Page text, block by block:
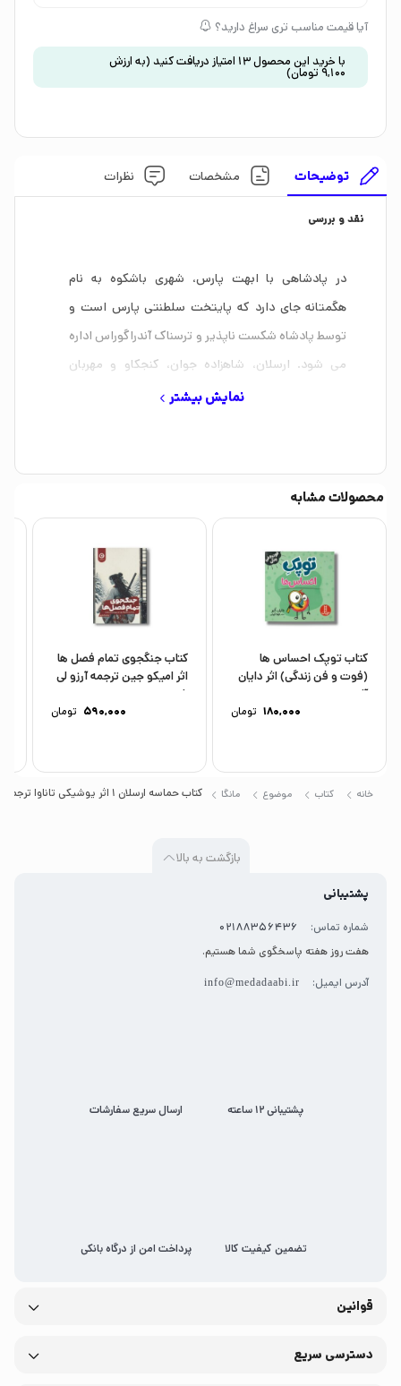
داستان و رمان،مانگا
آیا قیمت مناسب تری سراغ دارید؟
با خرید این محصول13 امتیاز دریافت کنید (به ارزش
9,100 تومان)
توضیحات مشخصات نظرات
نقد و بررسی
در پادشاهی با ابهت پارس، شهری باشکوه به نام
هگمتانه جای دارد که پایتخت سلطنتی پارس است و
توسط پادشاه شکست ناپذیر و ترسناک آندراگوراس اداره
می شود. ارسلان، شاهزاده جوان، کنجکاو و مهربان
پارس، با وجود تمام تلاش هایش به نظر نمی رسد بتواند
به هم می ریزد و ارتش پارس شکستی سخت می خورد، تا
جایی که پارس را با نابودی پادشاهی با عظمتش رو به رو
فرمانروا باشد و علی رغم آزمون هایی که پیش رویش
است، اکنون باید سفری را برای بازپس گیری پادشاهی
سقوط کرده خود آغاز کند.
نمایش بیشتر
محصولات مشابه
کتاب توپک احساس ها
(فوت و فن زندگی) اثر دایان
آلبر ترجمه...
180,000 تومان
کتاب جنگجوی تمام فصل ها
اثر امیکو جین ترجمه آرزو لی
زاده...
590,000 تومان
خانه کتاب موضوع مانگا کتاب حماسه ارسلان 1 اثر یوشیکی تاناوا ترجمه وحید مهمان نواز نشر شهر قلم
بازگشت به بالا
پشتیبانی
شماره تماس:
02188356436
هفت روز هفته پاسخگوی شما هستیم.
آدرس ایمیل: info@medadaabi.ir
پشتیبانی 12 ساعته ارسال سریع سفارشات
تضمین کیفیت کالا پرداخت امن از درگاه بانکی
قوانین
دسترسی سریع